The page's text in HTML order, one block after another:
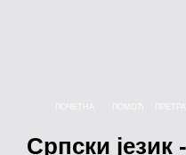
Српски